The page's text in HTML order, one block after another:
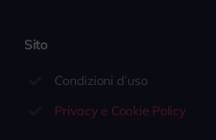
Sito
Condizioni d’uso
Privacy e Cookie Policy